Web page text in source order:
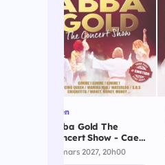
Caen
Abba Gold The
Concert Show - Caen
- 11 mars 2027
11 mars 2027, 20h00